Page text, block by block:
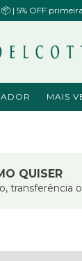
| 5% OFF
MAIS
QUISER
transferência